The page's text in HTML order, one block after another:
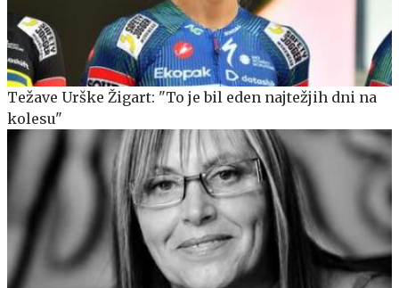
Težave Urške Žigart: "To je bil eden najtežjih dni na
kolesu"